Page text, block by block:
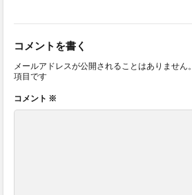
コメントを書く
メールアドレスが公開されることはありません。
項目です
コメント ※